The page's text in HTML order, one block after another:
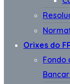
Orixes do
Fondo